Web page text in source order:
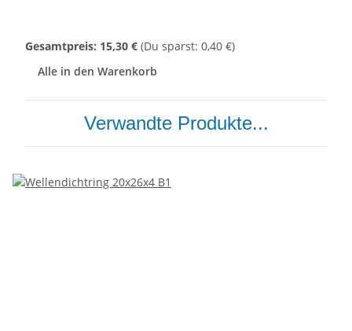
Gesamtpreis: 15,30 € (Du sparst: 0,40 €)
Alle in den Warenkorb
Verwandte Produkte...